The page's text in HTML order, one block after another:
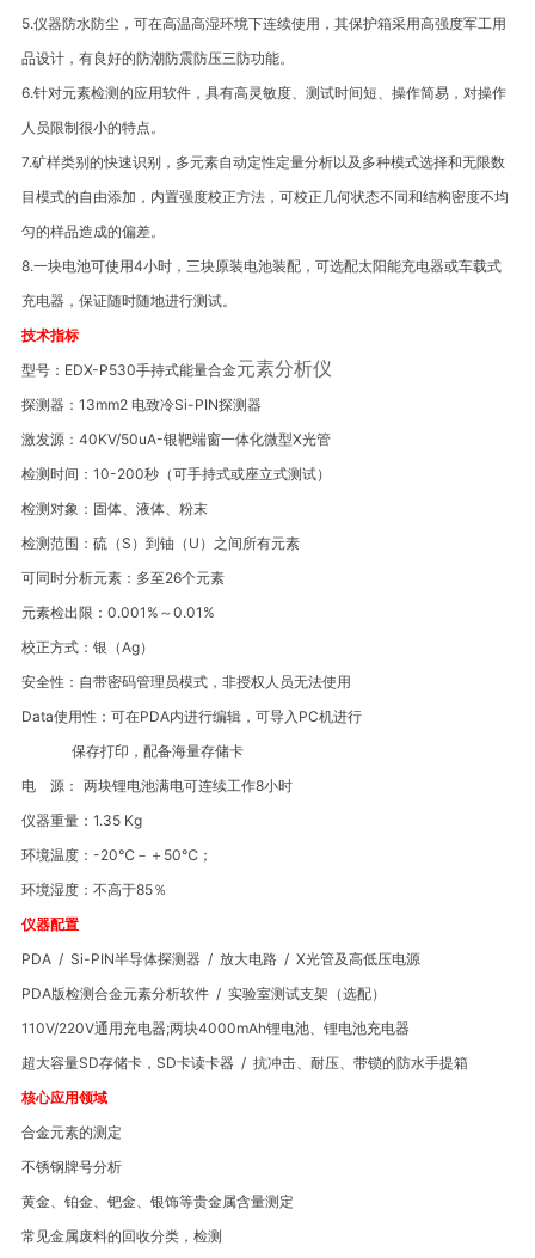
5.仪器防水防尘，可在高温高湿环境下连续使用，其保护箱采用高强度军工用
品设计，有良好的防潮防震防压三防功能。
6.针对元素检测的应用软件，具有高灵敏度、测试时间短、操作简易，对操作
人员限制很小的特点。
7.矿样类别的快速识别，多元素自动定性定量分析以及多种模式选择和无限数
目模式的自由添加，内置强度校正方法，可校正几何状态不同和结构密度不均
匀的样品造成的偏差。
8.一块电池可使用4小时，三块原装电池装配，可选配太阳能充电器或车载式
充电器，保证随时随地进行测试。
技术指标
型号： EDX-P530手持式能量合金元素分析仪
探测器： 13mm2 电致冷Si-PIN探测器
激发源： 40KV/50uA-银靶端窗一体化微型X光管
检测时间： 10-200秒（可手持式或座立式测试）
检测对象：固体、液体、粉末
检测范围：硫（S） 到铀 （U） 之间所有元素
可同时分析元素：多至26个元素
元素检出限： 0.001% ～0.01%
校正方式： 银 （Ag）
安全性：自带密码管理员模式，非授权人员无法使用
Data使用性：可在PDA内进行编辑，可导入 PC机进行
保存打印，配备海量存储卡
电
源： 两块锂电池满电可连续工作8小时
仪器重量： 1.35 Kg
环境温度： -20℃－＋ 50℃；
环境湿度：不高于85％
仪器配置
PDA / Si-PIN半导体探测器/ 放大电路/ X光管及高低压电源
PDA版检测合金元素分析软件/ 实验室测试支架（选配）
110V/220V通用充电器;两块4000mAh锂电池、锂电池充电器
超大容量SD存储卡， SD卡读卡器/ 抗冲击、耐压、带锁的防水手提箱
核心应用领域
合金元素的测定
不锈钢牌号分析
黄金、铂金、钯金、银饰等贵金属含量测定
常见金属废料的回收分类，检测